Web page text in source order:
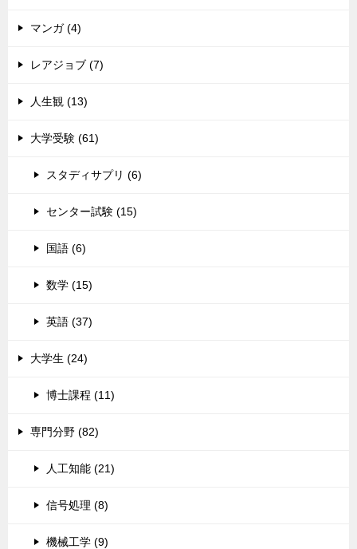
マンガ (4)
レアジョブ (7)
人生観 (13)
大学受験 (61)
スタディサプリ (6)
センター試験 (15)
国語 (6)
数学 (15)
英語 (37)
大学生 (24)
博士課程 (11)
専門分野 (82)
人工知能 (21)
信号処理 (8)
機械工学 (9)